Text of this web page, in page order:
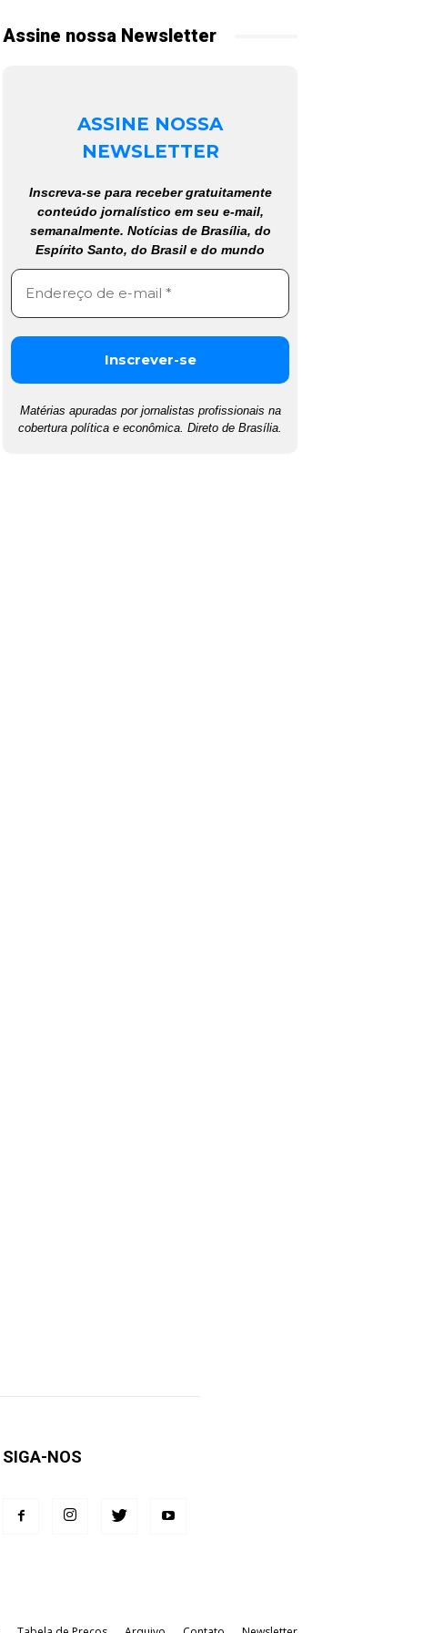
Assine nossa Newsletter
ASSINE NOSSA
NEWSLETTER
Inscreva-se para receber gratuitamente
conteúdo jornalístico em seu e-mail,
semanalmente. Notícias de Brasília, do
Espírito Santo, do Brasil e do mundo
Matérias apuradas por jornalistas profissionais na
cobertura política e econômica. Direto de Brasília.
SIGA-NOS